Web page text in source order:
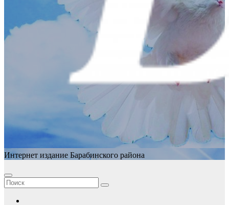
Интернет издание Барабинского района